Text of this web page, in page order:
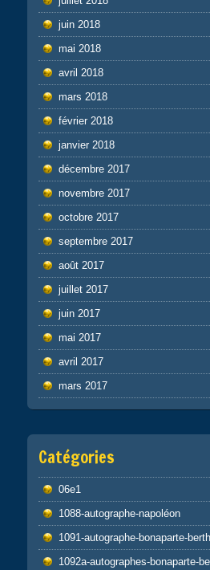
juin 2018
mai 2018
avril 2018
mars 2018
février 2018
janvier 2018
décembre 2017
novembre 2017
octobre 2017
septembre 2017
août 2017
juillet 2017
juin 2017
mai 2017
avril 2017
mars 2017
Catégories
06e1
1088-autographe-napoléon
1091-autographe-bonaparte-
1092a-autographes-bonaparte-